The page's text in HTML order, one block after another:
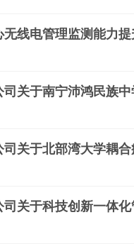
线电管理监测能力
关于南宁沛鸿民族
关于北部湾大学耦
关于科技创新一体